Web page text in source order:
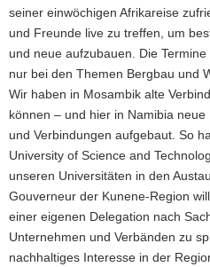
seiner einwöchigen Afrikareise
und Freunde live zu treffen, um
und neue aufzubauen. Die
nur bei den Themen Bergbau und
Wir haben in Mosambik alte
können – und hier in Namibia
und Verbindungen aufgebaut. So
University of Science and
unseren Universitäten in den
Gouverneur der Kunene-Region
einer eigenen Delegation nach
Unternehmen und Verbänden zu
nachhaltiges Interesse in der